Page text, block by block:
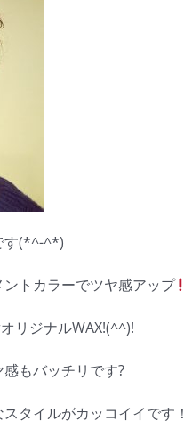
す(*^-^*)
トカラーでツヤ感アップ
リジナルWAX!(^^)!
もバッチリです?
タイルがカッコイイです！